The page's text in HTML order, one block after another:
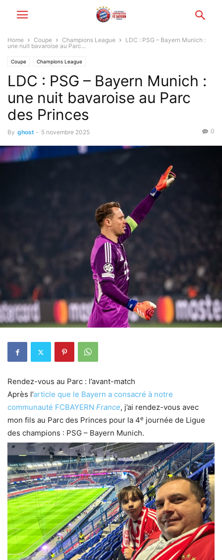
Home Coupe Champions League
LDC : PSG – Bayern Munich :
une nuit bavaroise au Parc...
Coupe Champions League
LDC : PSG – Bayern Munich :
une nuit bavaroise au Parc
des Princes
By ghost - 5 novembre 2025 0
Rendez-vous au Parc : l’avant-match
Après l’article que le Bayern a consacré à notre
communauté FCBAYERN France, j’ai rendez-vous avec
mon fils au Parc des Princes pour la 4e journée de Ligue
des champions : PSG – Bayern Munich.